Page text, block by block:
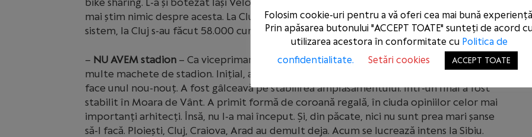
bike sharing. L-a și botezat Iași Velo City și a anunțat finanțare UE. Suntem în 2022 și nu
mai știm nimic despre acesta. La Cluj funcționează de câțiva ani. Anul trecut, cu acest
sistem, la Cluj s-au făcut 58.000 curse.
– NU AVEM stadion– Ca viceprimar și apoi ca primar, Mihai Chirica a vânturat mai
multe machete de stadion. Inițial, a spus că-l modernizează pe cel existent, apoi că
face unul nou-nouț. A fost gâlceavă pe stabilirea amplasamentului. Într-un final a fost
stabilit în Moara de Vânt. A primit formă de coroană regală, în ciuda opiniilor celor mai
importanți arhitecți. Însă, nu l-a mai început. Și, din păcate, nici nu sunt prea mari șanse
să-l facă. Ploiești, Cluj, Craiova, Arad au demult deja. Acum se lucrează intens la Sibiu.
Folosim cookie-uri pentru a vă oferi cea mai bună
Prin apăsarea butonului "ACCEPT TOATE" sunteți de acord
utilizarea acestora în conformitate cu Politica de
confidentialitate.
Setări cookies ACCEPT TOATE